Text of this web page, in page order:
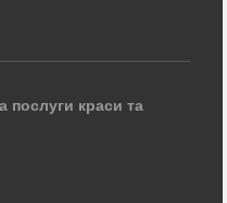
послуги краси та